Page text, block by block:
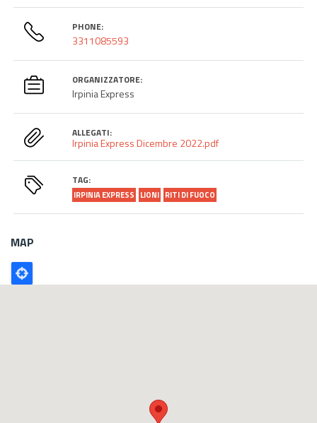
PHONE:
3311085593
ORGANIZZATORE:
Irpinia Express
ALLEGATI:
Irpinia Express Dicembre 2022.pdf
TAG:
IRPINIA EXPRESS LIONI RITI DI FUOCO
MAP
Poligono
GEO